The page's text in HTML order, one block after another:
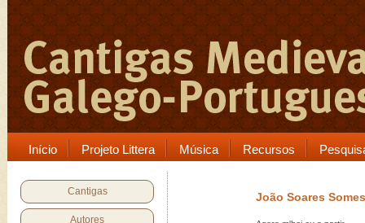
Início Projeto Littera Música Recursos
Cantigas
Autores
João Soares